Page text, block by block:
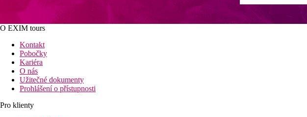
O EXIM tours
Kontakt
Pobočky
Kariéra
O nás
Užitečné dokumenty
Prohlášení o přístupnosti
Pro klienty